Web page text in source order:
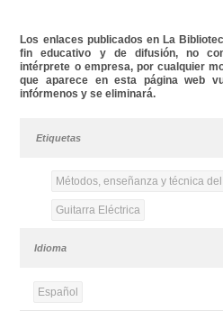
Los enlaces publicados en La
fin educativo y de difusión, no
intérprete o empresa, por cualquier
que aparece en esta página web
infórmenos y se eliminará.
Etiquetas
Métodos, enseñanza y técnica
Guitarra Eléctrica
Idioma
Español